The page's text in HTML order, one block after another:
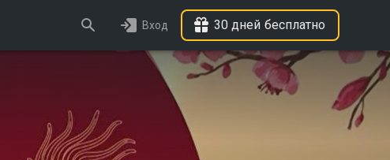
Вход 30 дней бесплатно